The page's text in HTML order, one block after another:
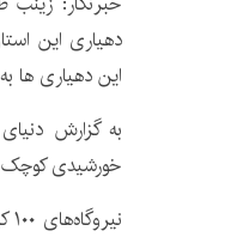
دهیاری این
این دهیاری ها
به گزارش
خورشیدی کوچک